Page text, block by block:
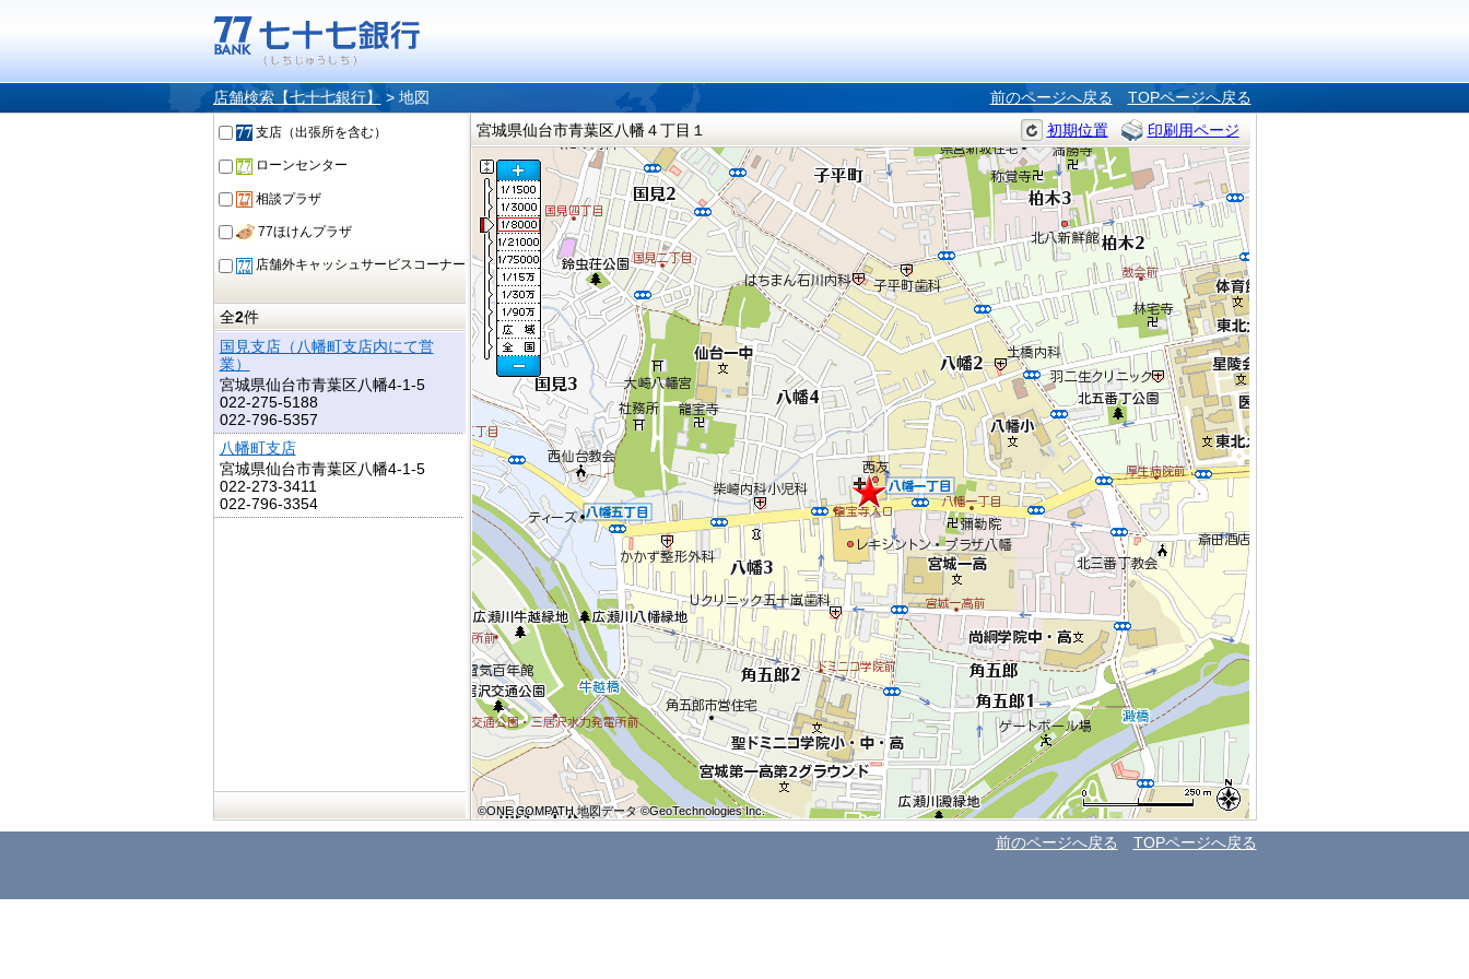
店舗検索【七十七銀行】 > 地図 前のページへ戻る TOPページへ戻る
支店（出張所を含む）
ローンセンター
相談プラザ
77ほけんプラザ
店舗外キャッシュサービスコーナー
全2件
国見支店（八幡町支店内にて営
業）
宮城県仙台市青葉区八幡4-1-5
022-275-5188
022-796-5357
八幡町支店
宮城県仙台市青葉区八幡4-1-5
022-273-3411
022-796-3354
宮城県仙台市青葉区八幡４丁目１ 初期位置 印刷用ページ
©ONE COMPATH 地図データ ©GeoTechnologies Inc.
©ONE COMPATH 地図データ ©GeoTechnologies Inc.
©ONE COMPATH 地図データ ©GeoTechnologies Inc.
©ONE COMPATH 地図データ ©GeoTechnologies Inc.
©ONE COMPATH 地図データ ©GeoTechnologies Inc.
©ONE COMPATH 地図データ ©GeoTechnologies Inc.
©ONE COMPATH 地図データ ©GeoTechnologies Inc.
©ONE COMPATH 地図データ ©GeoTechnologies Inc.
©ONE COMPATH 地図データ ©GeoTechnologies Inc.
前のページへ戻る TOPページへ戻る